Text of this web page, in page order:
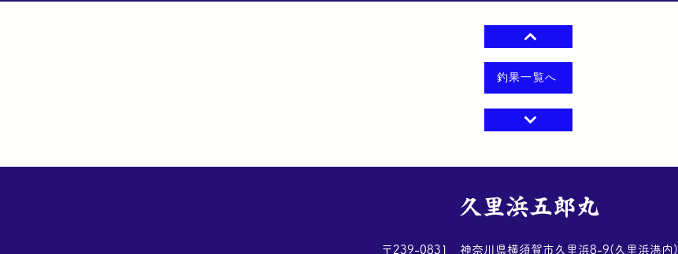
釣果一覧へ
​久里浜五郎丸
​〒239-0831 神奈川県横須賀市久里浜8-9(久里浜港内)